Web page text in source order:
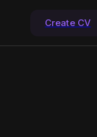
Create CV